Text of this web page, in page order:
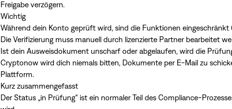
Freigabe verzögern.
Wichtig
Während dein Konto geprüft wird, sind die Funktionen eingeschränkt
Die Verifizierung muss manuell durch lizenzierte Partner bearbeitet
Ist dein Ausweisdokument unscharf oder abgelaufen, wird die
Cryptonow wird dich niemals bitten, Dokumente per E-Mail zu
Plattform.
Kurz zusammengefasst
Der Status „in Prüfung“ ist ein normaler Teil des Compliance-